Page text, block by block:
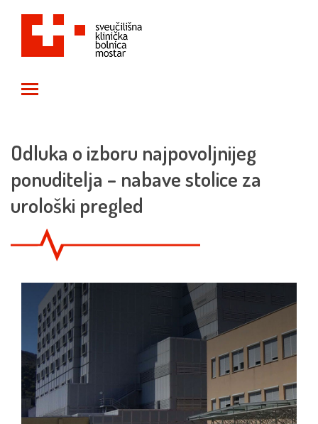
Odluka o izboru najpovoljnijeg
ponuditelja – nabave stolice za
urološki pregled